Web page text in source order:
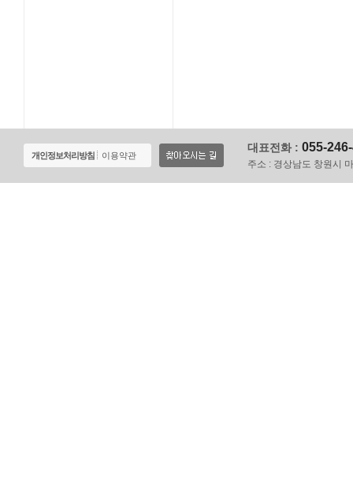
개인정보처리방침 이용약관
대표전화 : 055-
주소 : 경상남도 창원시